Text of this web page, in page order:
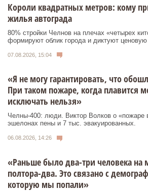
Короли квадратных метров: кому
жилья автограда
80% стройки Челнов на плечах «четырех
формируют облик города и диктуют ценовую
07.08.2026, 15:04
«Я не могу гарантировать, что
При таком пожаре, когда плавится
исключать нельзя»
Челны-400: люди. Виктор Волков о «пожаре
эшелонах пены и 7 тыс. эвакуированных.
06.08.2026, 14:26
«Раньше было два-три человека на
полтора-два. Это связано с
которую мы попали»